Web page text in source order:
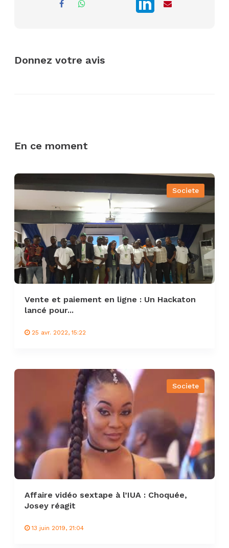
Donnez votre avis
En ce moment
Societe
Vente et paiement en ligne : Un Hackaton
lancé pour...
25 avr. 2022, 15:22
Societe
Affaire vidéo sextape à l’IUA : Choquée,
Josey réagit
13 juin 2019, 21:04